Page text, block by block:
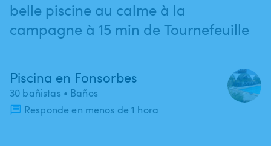
belle piscine au calme à la
campagne à 15 min de Tournefeuille
Piscina en Fonsorbes
30 bañistas • Baños
Responde en menos de 1 hora